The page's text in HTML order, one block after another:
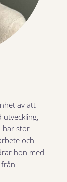
av att
utveckling,
har stor
och
hon med